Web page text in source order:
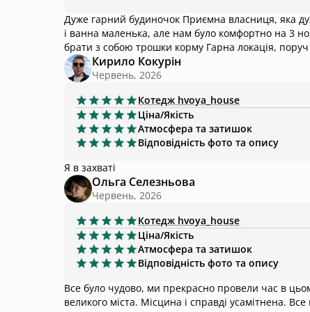
Дуже гарний будиночок Приємна власниця, яка
і ванна маленька, але нам було комфортно на 3 ночі Також приходить ручний ніжний котик - тому
брати з собою трошки корму Гарна
Кирило Кокурін
Червень, 2026
Котедж hvoya_house
Ціна/Якість
Атмосфера та затишок
Відповідність фото та опису
Я в захваті
Ольга Селезньова
Червень, 2026
Котедж hvoya_house
Ціна/Якість
Атмосфера та затишок
Відповідність фото та опису
Все було чудово, ми прекрасно провели час в
великого міста. Місцина і справді усамітнена.